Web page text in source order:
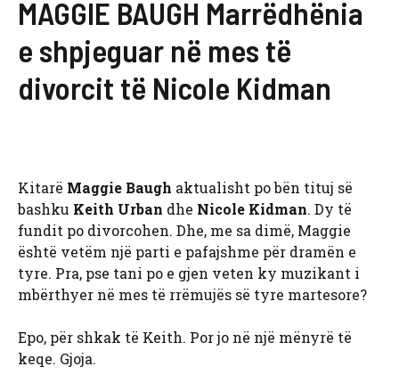
MAGGIE BAUGH Marrëdhënia
e shpjeguar në mes të
divorcit të Nicole Kidman
Kitarë Maggie Baugh aktualisht po bën tituj së
bashku Keith Urban dhe Nicole Kidman. Dy të
fundit po divorcohen. Dhe, me sa dimë, Maggie
është vetëm një parti e pafajshme për dramën e
tyre. Pra, pse tani po e gjen veten ky muzikant i
mbërthyer në mes të rrëmujës së tyre martesore?
Epo, për shkak të Keith. Por jo në një mënyrë të
keqe. Gjoja.